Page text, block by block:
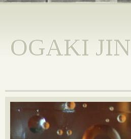
OGAKI JIN